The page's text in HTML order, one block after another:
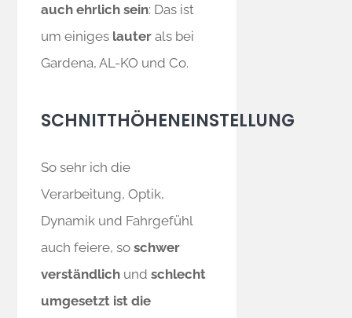
auch ehrlich sein: Das ist
um einiges lauter als bei
Gardena, AL-KO und Co.
SCHNITTHÖHENEINSTELLUNG
So sehr ich die
Verarbeitung, Optik,
Dynamik und Fahrgefühl
auch feiere, soschwer
verständlich undschlecht
umgesetzt ist die